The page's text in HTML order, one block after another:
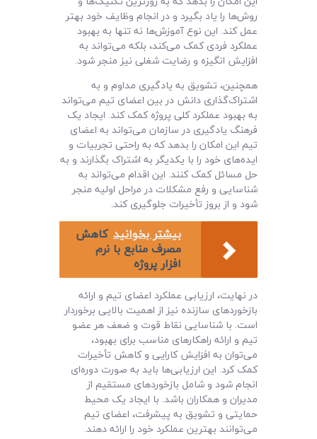
روش‌ها را یاد بگیرد و در انجام وظایف خود بهتر
عمل کند. این نوع آموزش‌ها نه تنها به بهبود
عملکرد فردی کمک می‌کند، بلکه می‌تواند به
افزایش انگیزه و رضایت شغلی نیز منجر شود.
همچنین، تشویق به یادگیری مداوم و به
اشتراک‌گذاری دانش در بین اعضای تیم می‌تواند
به بهبود عملکرد کلی پروژه کمک کند. ایجاد یک
فرهنگ یادگیری در سازمان می‌تواند به اعضای
تیم این امکان را بدهد که به راحتی تجربیات و
ایده‌های خود را با یکدیگر به اشتراک بگذارند و به
حل مسائل کمک کنند. این اقدام می‌تواند به
شناسایی و رفع مشکلات در مراحل اولیه منجر
شود و از بروز تأخیرات جلوگیری کند.
بیشتر بخوانید کاهش
مصرف منابع با نرم
افزار پروژه
در نهایت، ارزیابی عملکرد اعضای تیم و ارائه
بازخوردهای سازنده نیز از اهمیت بالایی برخوردار
است. با شناسایی نقاط قوت و ضعف هر عضو
تیم و ارائه راهکارهای مناسب برای بهبود،
می‌توان به افزایش کارایی و کاهش تأخیرات
کمک کرد. این ارزیابی‌ها باید به صورت دوره‌ای
انجام شود و شامل بازخوردهای مستقیم از
مدیران و همکاران باشد. با ایجاد یک محیط
حمایتی و تشویق به پیشرفت، اعضای تیم
می‌توانند بهترین عملکرد خود را ارائه دهند.